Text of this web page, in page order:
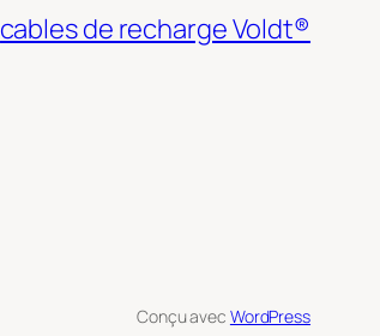
cables de recharge Voldt®
Conçu avec WordPress